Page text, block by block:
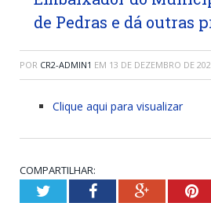
de Pedras e dá outras
POR CR2-ADMIN1 EM 13 DE DEZEMBRO DE
Clique aqui para visualizar
COMPARTILHAR:
TwitterFacebookGoogle+